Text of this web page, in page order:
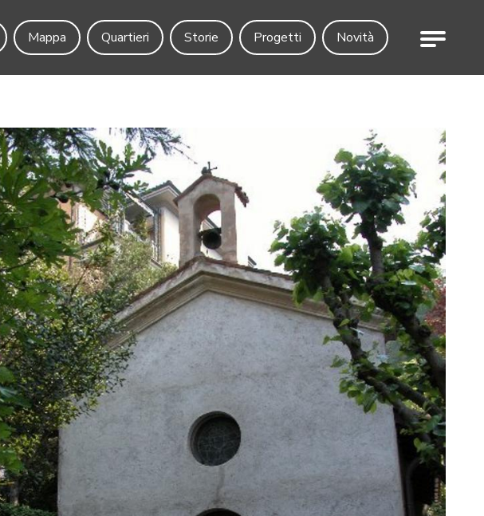
Mappa Quartieri Storie Progetti Novità Menu